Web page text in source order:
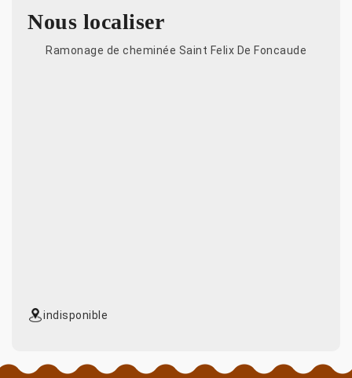
Nous localiser
Ramonage de cheminée Saint Felix De Foncaude
indisponible